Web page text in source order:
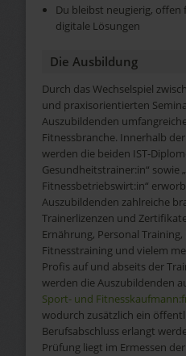
Du bleibst neugierig,
digitale Lösungen
Die Ausbildung
Durch das Wechselspiel
und praxisorientierten
Auszubildenden
Fitnessbranche. Innerhalb
werden die beiden IST-
Gesundheitstrainer:in“ sowie
Fitnessbetriebswirt:in“
Auszubildenden zahlreiche
Trainerlizenzen und
Ernährung, Personal
Fitnesstraining und vielem
Profis auf und abseits der
werden die Auszubildenden
Sport- und
wodurch zusätzlich ein
Berufsabschluss erlangt
Prüfung liegt im Ermessen